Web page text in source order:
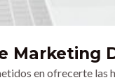
Marketing
en ofrecerte las